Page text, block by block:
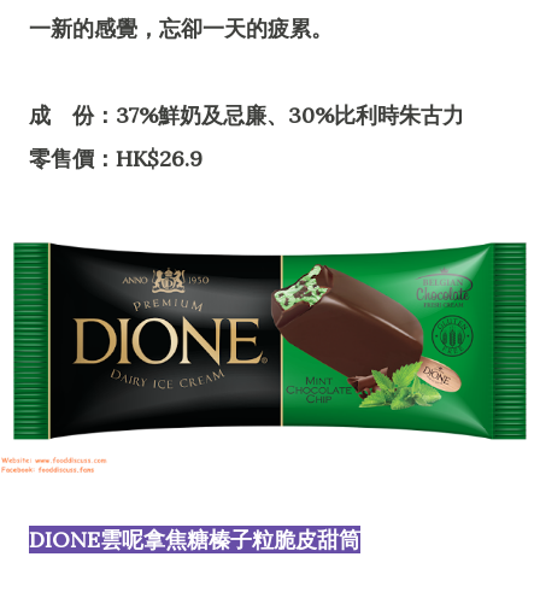
一新的感覺，忘卻一天的疲累。
成 份：37%鮮奶及忌廉、30%比利時朱古力
零售價：HK$26.9
DIONE雲呢拿焦糖榛子粒脆皮甜筒